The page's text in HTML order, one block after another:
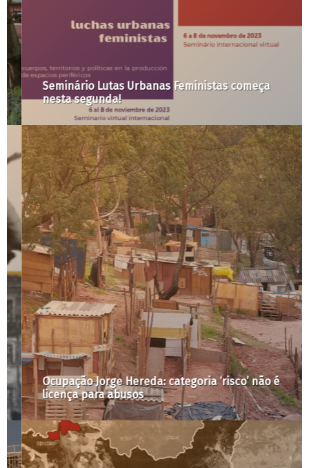
Seminário Lutas Urbanas Feministas começa
nesta segunda!
Ocupação Jorge Hereda: categoria ‘risco’ não é
licença para abusos